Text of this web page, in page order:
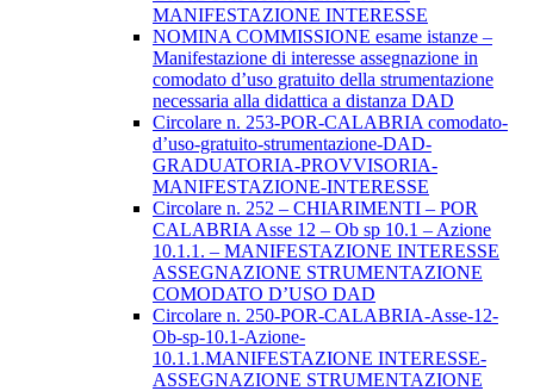
MANIFESTAZIONE INTERESSE
NOMINA COMMISSIONE esame istanze –
Manifestazione di interesse assegnazione in
comodato d’uso gratuito della strumentazione
necessaria alla didattica a distanza DAD
Circolare n. 253-POR-CALABRIA comodato-
d’uso-gratuito-strumentazione-DAD-
GRADUATORIA-PROVVISORIA-
MANIFESTAZIONE-INTERESSE
Circolare n. 252 – CHIARIMENTI – POR
CALABRIA Asse 12 – Ob sp 10.1 – Azione
10.1.1. – MANIFESTAZIONE INTERESSE
ASSEGNAZIONE STRUMENTAZIONE
COMODATO D’USO DAD
Circolare n. 250-POR-CALABRIA-Asse-12-
Ob-sp-10.1-Azione-
10.1.1.MANIFESTAZIONE INTERESSE-
ASSEGNAZIONE STRUMENTAZIONE